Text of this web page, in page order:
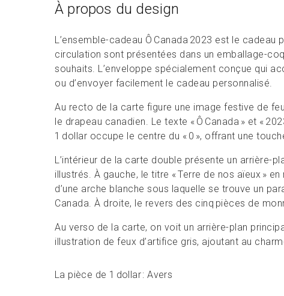
À propos du design
L’ensemble-cadeau Ô Canada 2023 est le
circulation sont présentées dans un emballage-
souhaits. L’enveloppe spécialement conçue qui
ou d’envoyer facilement le cadeau personnalisé.
Au recto de la carte figure une image festive de
le drapeau canadien. Le texte « Ô Canada » et «
1 dollar occupe le centre du « 0 », offrant une
L’intérieur de la carte double présente un arrière-
illustrés. À gauche, le titre « Terre de nos aïeux »
d’une arche blanche sous laquelle se trouve un
Canada. À droite, le revers des cinq pièces de
Au verso de la carte, on voit un arrière-plan
illustration de feux d’artifice gris, ajoutant au
La pièce de 1 dollar : Avers